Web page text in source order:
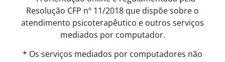
Resolução CFP nº 11/2018 que dispõe sobre o
atendimento psicoterapêutico e outros serviços
mediados por computador.
* Os serviços mediados por computadores não